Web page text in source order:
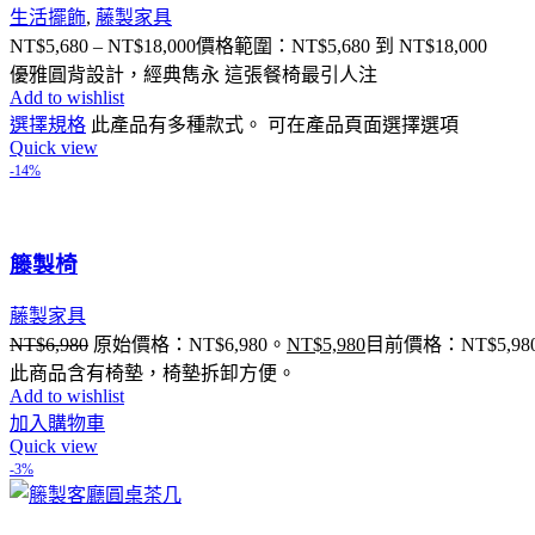
生活擺飾, 藤製家具
NT$5,680 – NT$18,000價格範圍：NT$5,680 到 NT$18,000
優雅圓背設計，經典雋永 這張餐椅最引人注
Add to wishlist
選擇規格 此產品有多種款式。 可在產品頁面選擇選項
Quick view
-14%
籐製椅
藤製家具
NT$6,980 原始價格：NT$6,980。 NT$5,980目前價格：
此商品含有椅墊，椅墊拆卸方便。
Add to wishlist
加入購物車
Quick view
-3%